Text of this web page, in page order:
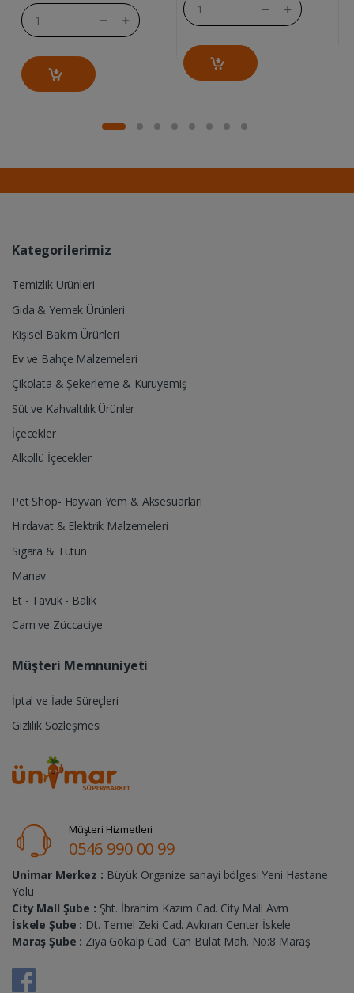
Kategorilerimiz
Temizlik Ürünleri
Gıda & Yemek Ürünleri
Kişisel Bakım Ürünleri
Ev ve Bahçe Malzemeleri
Çikolata & Şekerleme & Kuruyemiş
Süt ve Kahvaltılık Ürünler
İçecekler
Alkollü İçecekler
Pet Shop- Hayvan Yem & Aksesuarları
Hırdavat & Elektrik Malzemeleri
Sigara & Tütün
Manav
Et - Tavuk - Balık
Cam ve Züccaciye
Müşteri Memnuniyeti
İptal ve İade Süreçleri
Gizlilik Sözleşmesi
Müşteri Hizmetleri
0546 990 00 99
Unimar Merkez : Büyük Organize sanayi bölgesi Yeni Hastane
Yolu
City Mall Şube : Şht. İbrahim Kazım Cad. City Mall Avm
İskele Şube : Dt. Temel Zeki Cad. Avkıran Center İskele
Maraş Şube : Ziya Gökalp Cad. Can Bulat Mah. No:8 Maraş